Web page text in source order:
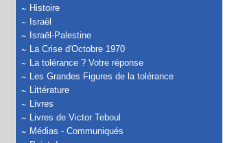
Histoire
Israël
Israël-Palestine
La Crise d'Octobre 1970
La tolérance ? Votre réponse
Les Grandes Figures de la tolérance
Littérature
Livres
Livres de Victor Teboul
Médias - Communiqués